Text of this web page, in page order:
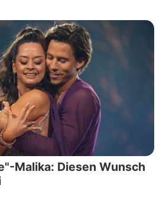
Malika: Diesen Wunsch